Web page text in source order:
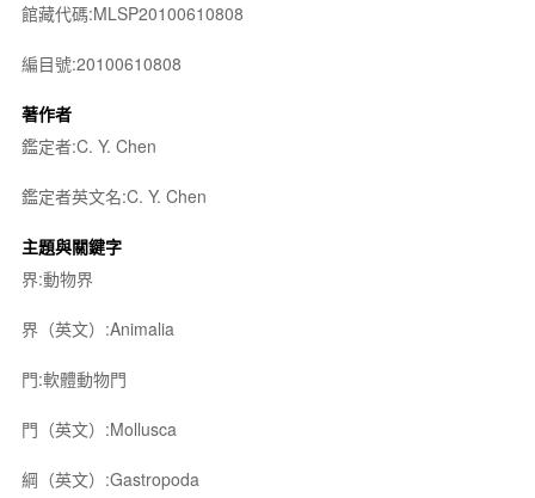
館藏代碼:MLSP20100610808
編目號:20100610808
著作者
鑑定者:C. Y. Chen
鑑定者英文名:C. Y. Chen
主題與關鍵字
界:動物界
界（英文）:Animalia
門:軟體動物門
門（英文）:Mollusca
綱（英文）:Gastropoda